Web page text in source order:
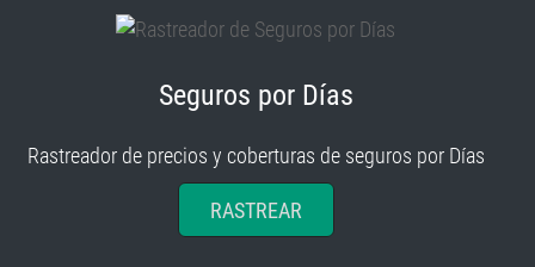
Seguros por Días
Rastreador de precios y coberturas de seguros por Días
RASTREAR